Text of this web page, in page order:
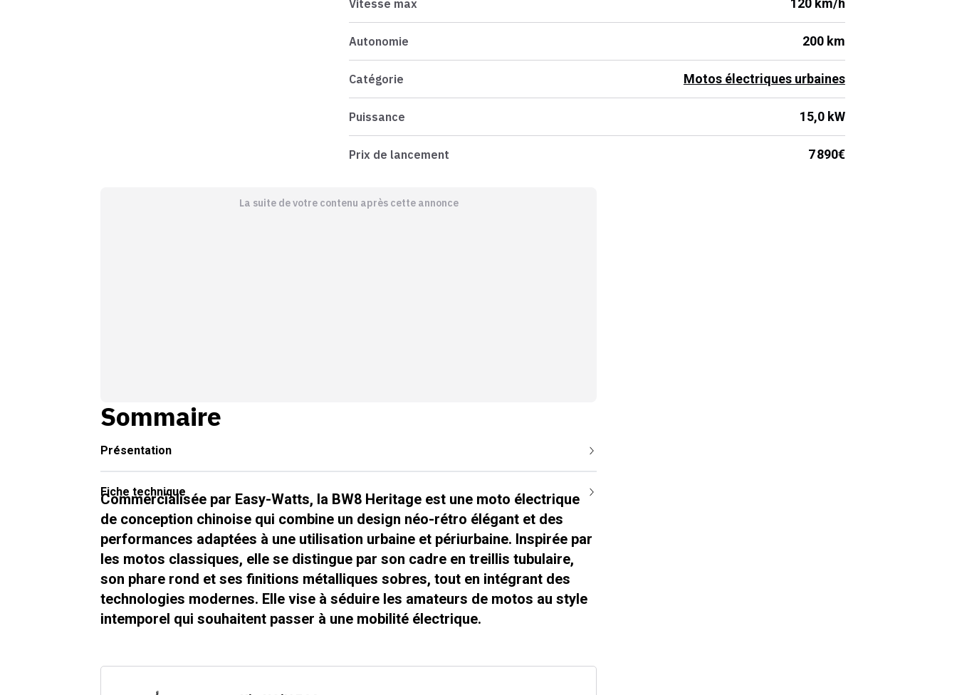
Vitesse max 120 km/h
Autonomie 200 km
Catégorie Motos électriques urbaines
Puissance 15,0 kW
Prix de lancement 7 890€
La suite de votre contenu après cette annonce
Sommaire
Présentation
Fiche technique
Commercialisée par Easy-Watts, la BW8 Heritage est une moto électrique
de conception chinoise qui combine un design néo-rétro élégant et des
performances adaptées à une utilisation urbaine et périurbaine. Inspirée par
les motos classiques, elle se distingue par son cadre en treillis tubulaire,
son phare rond et ses finitions métalliques sobres, tout en intégrant des
technologies modernes. Elle vise à séduire les amateurs de motos au style
intemporel qui souhaitent passer à une mobilité électrique.